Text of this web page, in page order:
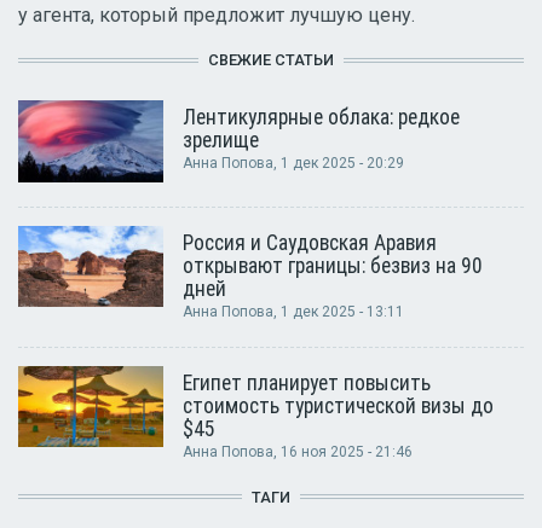
у агента, который предложит лучшую цену.
СВЕЖИЕ СТАТЬИ
Лентикулярные облака: редкое
зрелище
Анна Попова, 1 дек 2025 - 20:29
Россия и Саудовская Аравия
открывают границы: безвиз на 90
дней
Анна Попова, 1 дек 2025 - 13:11
Египет планирует повысить
стоимость туристической визы до
$45
Анна Попова, 16 ноя 2025 - 21:46
ТАГИ